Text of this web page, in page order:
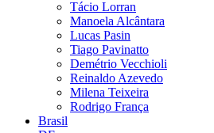
Tácio Lorran
Manoela Alcântara
Lucas Pasin
Tiago Pavinatto
Demétrio Vecchioli
Reinaldo Azevedo
Milena Teixeira
Rodrigo França
Brasil